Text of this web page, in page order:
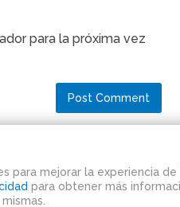
para la próxima vez
para mejorar la experiencia de
para obtener más